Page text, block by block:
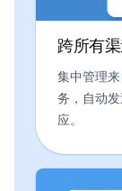
跨所有
集中管理
务，自动
应。